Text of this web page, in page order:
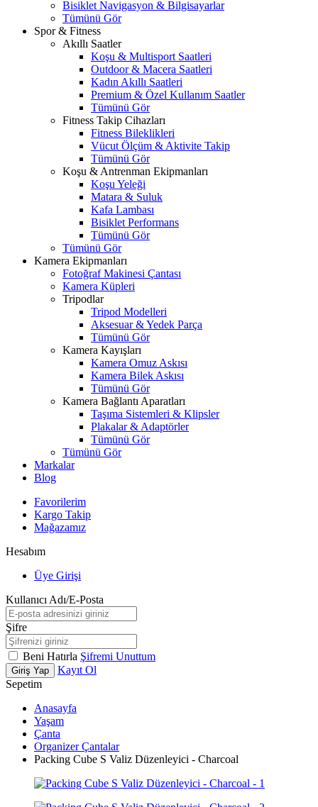
Bisiklet Navigasyon & Bilgisayarlar
Tümünü Gör
Spor & Fitness
Akıllı Saatler
Koşu & Multisport Saatleri
Outdoor & Macera Saatleri
Kadın Akıllı Saatleri
Premium & Özel Kullanım Saatler
Tümünü Gör
Fitness Takip Cihazları
Fitness Bileklikleri
Vücut Ölçüm & Aktivite Takip
Tümünü Gör
Koşu & Antrenman Ekipmanları
Koşu Yeleği
Matara & Suluk
Kafa Lambası
Bisiklet Performans
Tümünü Gör
Tümünü Gör
Kamera Ekipmanları
Fotoğraf Makinesi Çantası
Kamera Küpleri
Tripodlar
Tripod Modelleri
Aksesuar & Yedek Parça
Tümünü Gör
Kamera Kayışları
Kamera Omuz Askısı
Kamera Bilek Askısı
Tümünü Gör
Kamera Bağlantı Aparatları
Taşıma Sistemleri & Klipsler
Plakalar & Adaptörler
Tümünü Gör
Tümünü Gör
Markalar
Blog
Favorilerim
Kargo Takip
Mağazamız
Hesabım
Üye Girişi
Kullanıcı Adı/E-Posta
Şifre
Beni Hatırla Şifremi Unuttum
Giriş Yap
Kayıt Ol
Sepetim
Anasayfa
Yaşam
Çanta
Organizer Çantalar
Packing Cube S Valiz Düzenleyici - Charcoal